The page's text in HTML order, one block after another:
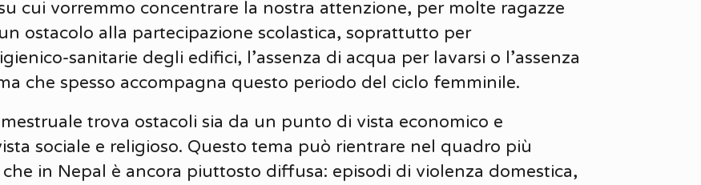
cui vorremmo concentrare la nostra attenzione, per molte ragazze
ostacolo alla partecipazione scolastica, soprattutto per
sanitarie degli edifici, l’assenza di acqua per lavarsi o l’assenza
che spesso accompagna questo periodo del ciclo femminile.
trova ostacoli sia da un punto di vista economico e
sociale e religioso. Questo tema può rientrare nel quadro più
in Nepal è ancora piuttosto diffusa: episodi di violenza domestica,